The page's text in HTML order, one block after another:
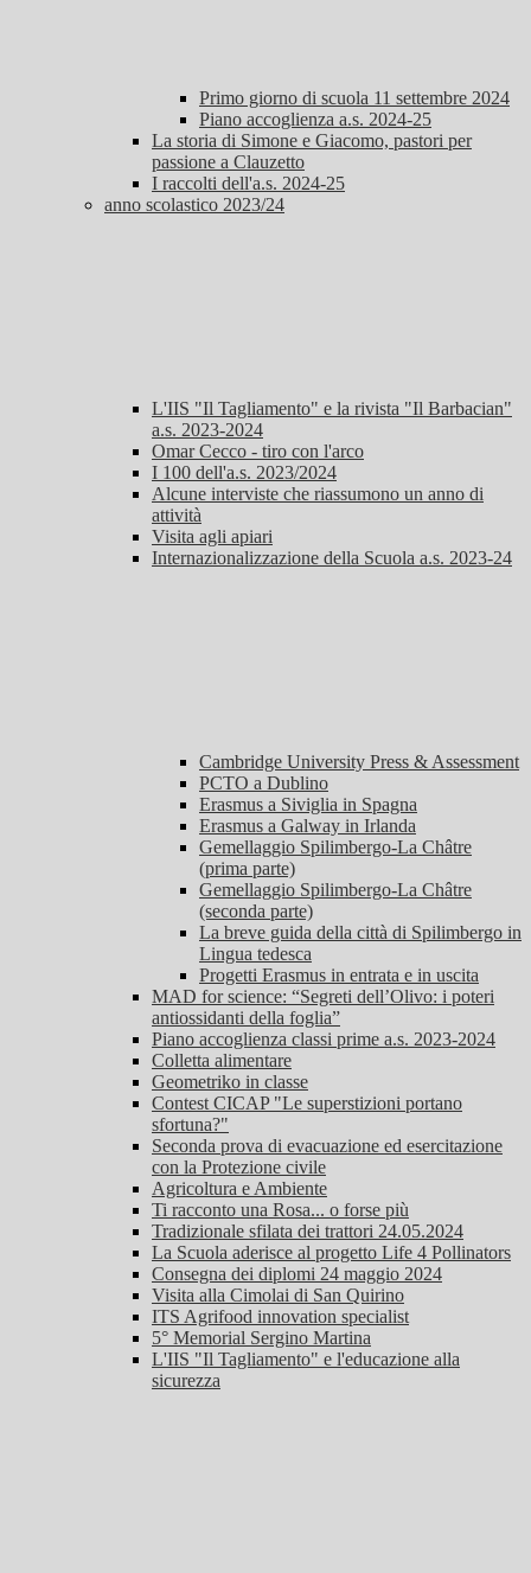
Primo giorno di scuola 11 settembre 2024
Piano accoglienza a.s. 2024-25
La storia di Simone e Giacomo, pastori per
passione a Clauzetto
I raccolti dell'a.s. 2024-25
anno scolastico 2023/24
L'IIS "Il Tagliamento" e la rivista "Il Barbacian"
a.s. 2023-2024
Omar Cecco - tiro con l'arco
I 100 dell'a.s. 2023/2024
Alcune interviste che riassumono un anno di
attività
Visita agli apiari
Internazionalizzazione della Scuola a.s. 2023-24
Cambridge University Press & Assessment
PCTO a Dublino
Erasmus a Siviglia in Spagna
Erasmus a Galway in Irlanda
Gemellaggio Spilimbergo-La Châtre
(prima parte)
Gemellaggio Spilimbergo-La Châtre
(seconda parte)
La breve guida della città di Spilimbergo in
Lingua tedesca
Progetti Erasmus in entrata e in uscita
MAD for science: “Segreti dell’Olivo: i poteri
antiossidanti della foglia”
Piano accoglienza classi prime a.s. 2023-2024
Colletta alimentare
Geometriko in classe
Contest CICAP "Le superstizioni portano
sfortuna?"
Seconda prova di evacuazione ed esercitazione
con la Protezione civile
Agricoltura e Ambiente
Ti racconto una Rosa... o forse più
Tradizionale sfilata dei trattori 24.05.2024
La Scuola aderisce al progetto Life 4 Pollinators
Consegna dei diplomi 24 maggio 2024
Visita alla Cimolai di San Quirino
ITS Agrifood innovation specialist
5° Memorial Sergino Martina
L'IIS "Il Tagliamento" e l'educazione alla
sicurezza